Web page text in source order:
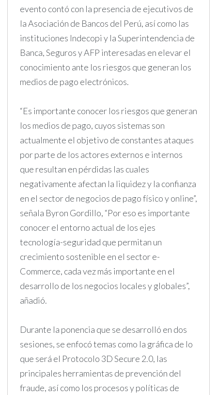
evento contó con la presencia de ejecutivos de
la Asociación de Bancos del Perú, así como las
instituciones Indecopi y la Superintendencia de
Banca, Seguros y AFP interesadas en elevar el
conocimiento ante los riesgos que generan los
medios de pago electrónicos.
“Es importante conocer los riesgos que generan
los medios de pago, cuyos sistemas son
actualmente el objetivo de constantes ataques
por parte de los actores externos e internos
que resultan en pérdidas las cuales
negativamente afectan la liquidez y la confianza
en el sector de negocios de pago físico y online”,
señala Byron Gordillo, “Por eso es importante
conocer el entorno actual de los ejes
tecnología-seguridad que permitan un
crecimiento sostenible en el sector e-
Commerce, cada vez más importante en el
desarrollo de los negocios locales y globales”,
añadió.
Durante la ponencia que se desarrolló en dos
sesiones, se enfocó temas como la gráfica de lo
que será el Protocolo 3D Secure 2.0, las
principales herramientas de prevención del
fraude, así como los procesos y políticas de